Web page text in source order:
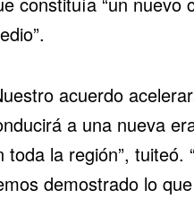
acuerdo
a una nueva
toda la región”, tuiteó.
demostrado lo